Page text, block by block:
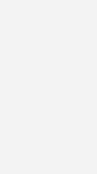
hinweg für
Mit seiner
und Partnern sowie
hat er das
Zahlreiche
seine
Köhler das
dieser Zeit
bilden eine